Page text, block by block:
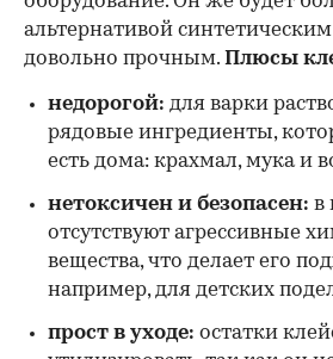
альтернативой
довольно прочным. Плюсы
недорогой: для варки
рядовые ингредиенты,
есть дома: крахмал, мука и
нетоксичен и безопасен: в
отсутствуют агрессивные
вещества, что делает его
например, для детских
прост в уходе: остатки